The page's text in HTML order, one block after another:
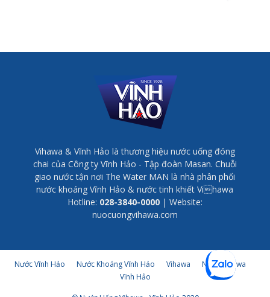
Vihawa & Vĩnh Hảo là thương hiệu nước uống đóng
chai của Công ty Vĩnh Hảo - Tập đoàn Masan. Chuỗi
giao nước tận nơi The Water MAN là nhà phân phối
nước khoáng Vĩnh Hảo & nước tinh khiết Vihawa
Hotline: 028-3840-0000| Website:
nuocuongvihawa.com
Nước Vĩnh Hảo Nước Khoáng Vĩnh Hảo Vihawa
Nước Vihawa
Vĩnh Hảo